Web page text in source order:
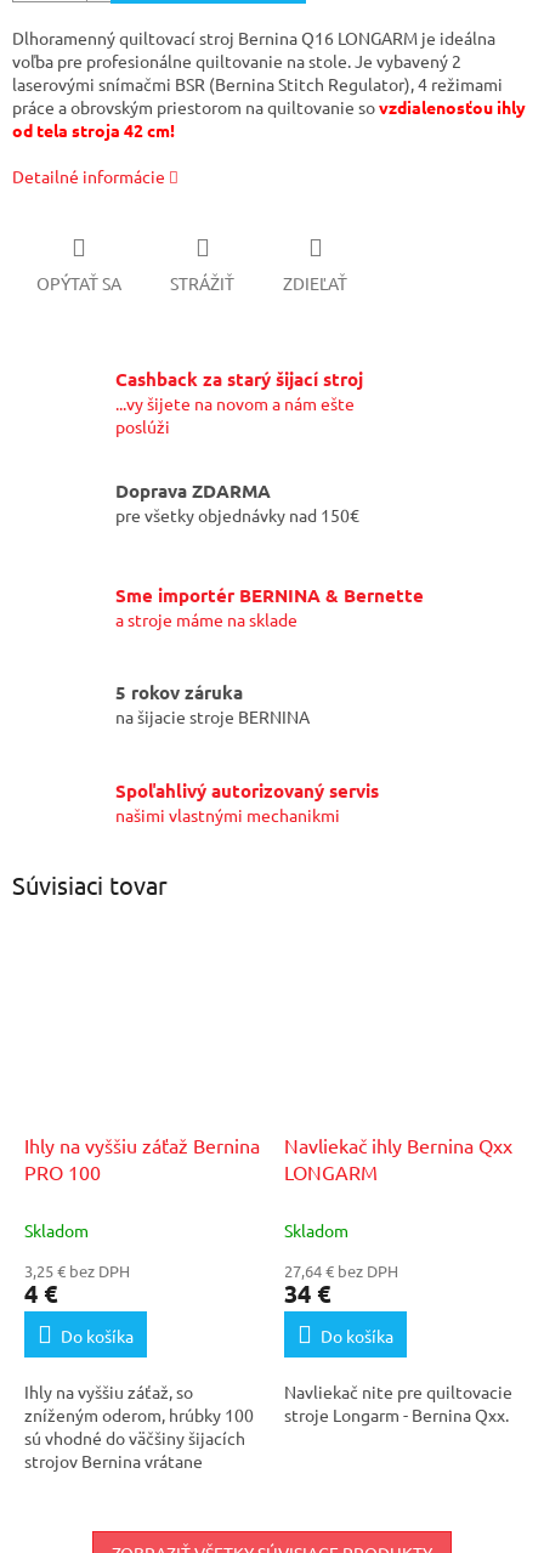
Dlhoramenný quiltovací stroj Bernina Q16 LONGARM je ideálna
voľba pre profesionálne quiltovanie na stole. Je vybavený 2
laserovými snímačmi BSR (Bernina Stitch Regulator), 4 režimami
práce a obrovským priestorom na quiltovanie sovzdialenosťou ihly
od tela stroja 42 cm!
Detailné informácie
OPÝTAŤ SA STRÁŽIŤ ZDIEĽAŤ
Cashback za starý šijací stroj
...vy šijete na novom a nám ešte
poslúži
Doprava ZDARMA
pre všetky objednávky nad 150€
Sme importér BERNINA & Bernette
a stroje máme na sklade
5 rokov záruka
na šijacie stroje BERNINA
Spoľahlivý autorizovaný servis
našimi vlastnými mechanikmi
Súvisiaci tovar
Ihly na vyššiu záťaž Bernina
PRO 100
Skladom
3,25 € bez DPH
4 €
Do košíka
Ihly na vyššiu záťaž, so
zníženým oderom, hrúbky 100
sú vhodné do väčšiny šijacích
strojov Bernina vrátane
Navliekač ihly Bernina Qxx
LONGARM
Skladom
27,64 € bez DPH
34 €
Do košíka
Navliekač nite pre quiltovacie
stroje Longarm - Bernina Qxx.